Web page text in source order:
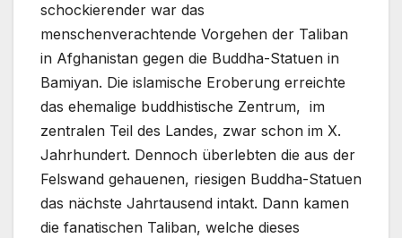
schockierender war das
menschenverachtende Vorgehen der Taliban
in Afghanistan gegen die Buddha-Statuen in
Bamiyan. Die islamische Eroberung erreichte
das ehemalige buddhistische Zentrum, im
zentralen Teil des Landes, zwar schon im X.
Jahrhundert. Dennoch überlebten die aus der
Felswand gehauenen, riesigen Buddha-Statuen
das nächste Jahrtausend intakt. Dann kamen
die fanatischen Taliban, welche dieses